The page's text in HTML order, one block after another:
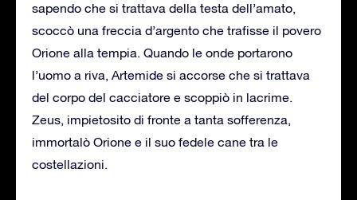
sapendo che si trattava della testa dell’amato,
scoccò una freccia d’argento che trafisse il povero
Orione alla tempia. Quando le onde portarono
l’uomo a riva, Artemide si accorse che si trattava
del corpo del cacciatore e scoppiò in lacrime.
Zeus, impietosito di fronte a tanta sofferenza,
immortalò Orione e il suo fedele cane tra le
costellazioni.